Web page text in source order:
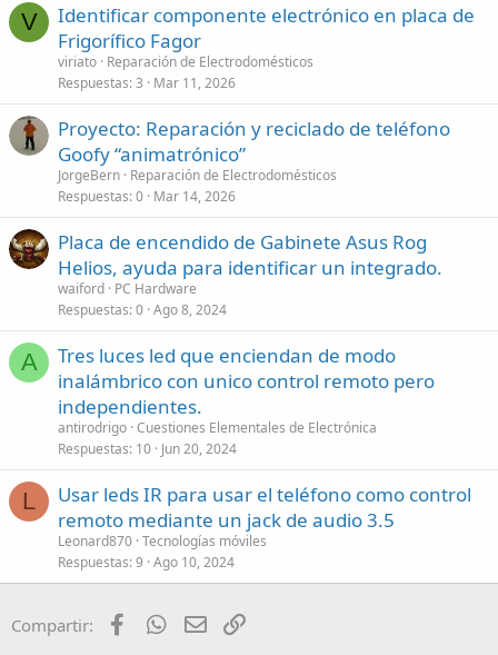
V
Identificar componente electrónico en placa de
Frigorífico Fagor
viriato Reparación de Electrodomésticos
Respuestas 3 Mar 11, 2026
Proyecto: Reparación y reciclado de teléfono
Goofy “animatrónico”
JorgeBern Reparación de Electrodomésticos
Respuestas 0 Mar 14, 2026
Placa de encendido de Gabinete Asus Rog
Helios, ayuda para identificar un integrado.
waiford PC Hardware
Respuestas 0 Ago 8, 2024
A
Tres luces led que enciendan de modo
inalámbrico con unico control remoto pero
independientes.
antirodrigo Cuestiones Elementales de Electrónica
Respuestas 10 Jun 20, 2024
L
Usar leds IR para usar el teléfono como control
remoto mediante un jack de audio 3.5
Leonard870 Tecnologías móviles
Respuestas 9 Ago 10, 2024
Compartir: FacebookWhatsApp
Email